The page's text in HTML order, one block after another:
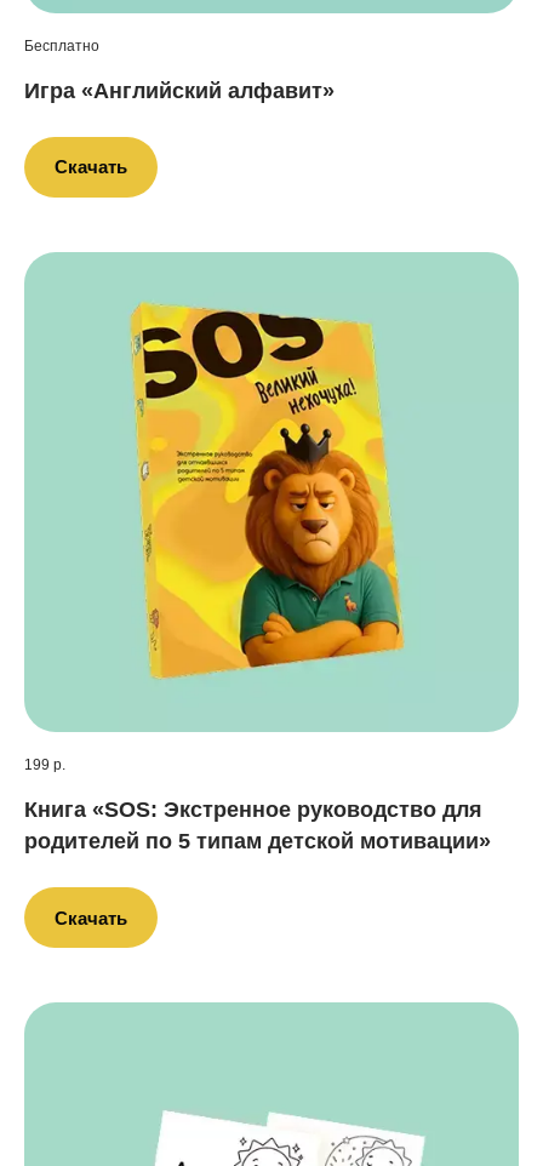
Бесплатно
Игра «Английский алфавит»
Скачать
199 р.
Книга «SOS: Экстренное руководство для
родителей по 5 типам детской мотивации»
Скачать